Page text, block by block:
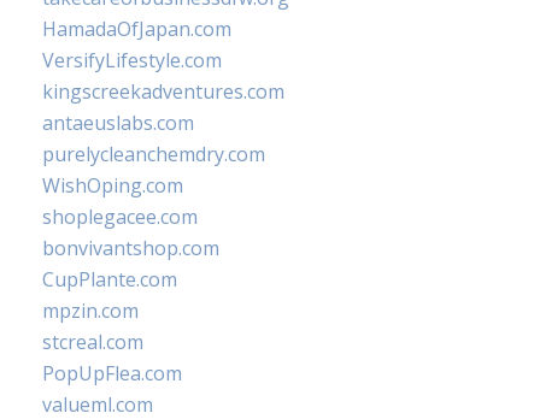
HamadaOfJapan.com
VersifyLifestyle.com
kingscreekadventures.com
antaeuslabs.com
purelycleanchemdry.com
WishOping.com
shoplegacee.com
bonvivantshop.com
CupPlante.com
mpzin.com
stcreal.com
PopUpFlea.com
valueml.com